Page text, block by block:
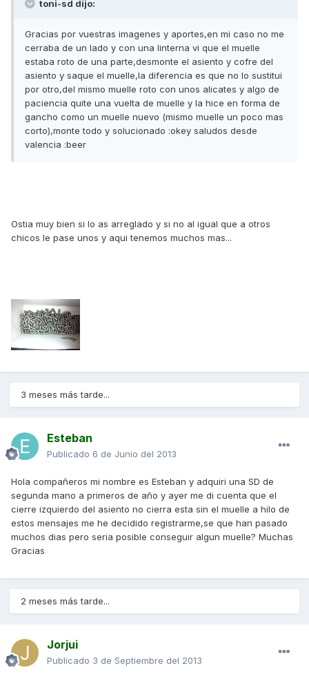
toni-sd dijo:
Gracias por vuestras imagenes y aportes,en mi caso no me
cerraba de un lado y con una linterna vi que el muelle
estaba roto de una parte,desmonte el asiento y cofre del
asiento y saque el muelle,la diferencia es que no lo sustitui
por otro,del mismo muelle roto con unos alicates y algo de
paciencia quite una vuelta de muelle y la hice en forma de
gancho como un muelle nuevo (mismo muelle un poco mas
corto),monte todo y solucionado :okey saludos desde
valencia :beer
Ostia muy bien si lo as arreglado y si no al igual que a otros
chicos le pase unos y aqui tenemos muchos mas...
3 meses más tarde...
Esteban
Publicado 6 de Junio del 2013
Hola compañeros mi nombre es Esteban y adquiri una SD de
segunda mano a primeros de año y ayer me di cuenta que el
cierre izquierdo del asiento no cierra esta sin el muelle a hilo de
estos mensajes me he decidido registrarme,se que han pasado
muchos dias pero seria posible conseguir algun muelle? Muchas
Gracias
2 meses más tarde...
Jorjui
Publicado 3 de Septiembre del 2013